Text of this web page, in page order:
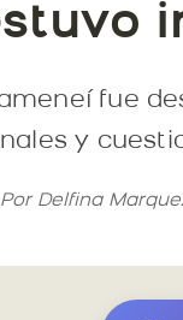
fue
y
Delfina